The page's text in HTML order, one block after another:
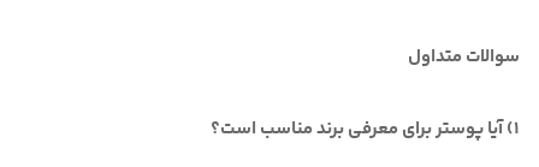
سوالات متداول
1) آیا پوستر برای معرفی برند مناسب است؟